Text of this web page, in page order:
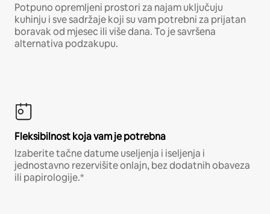
Potpuno opremljeni prostori za najam uključuju
kuhinju i sve sadržaje koji su vam potrebni za prijatan
boravak od mjesec ili više dana. To je savršena
alternativa podzakupu.
Fleksibilnost koja vam je potrebna
Izaberite tačne datume useljenja i iseljenja i
jednostavno rezervišite onlajn, bez dodatnih obaveza
ili papirologije.*